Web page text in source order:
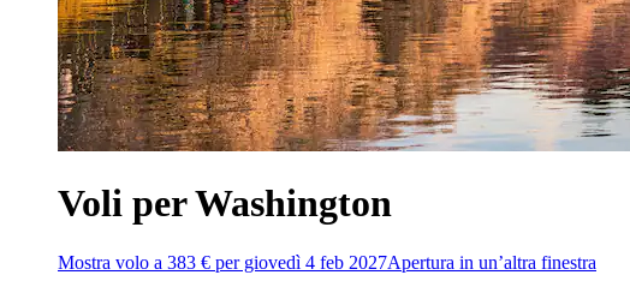
Voli per Washington
Mostra volo a 383 € per giovedì 4 feb 2027Apertura in un’altra finestra